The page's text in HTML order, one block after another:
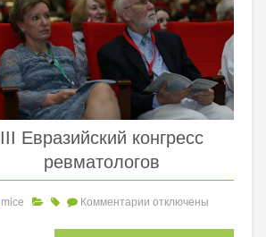
III Евразийский конгресс
ревматологов
mice Комментарии отключены